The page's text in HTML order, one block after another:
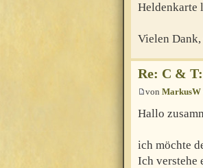
Heldenkarte
Vielen
Re: C & T:
von MarkusW
Hallo
ich möchte
Ich verstehe